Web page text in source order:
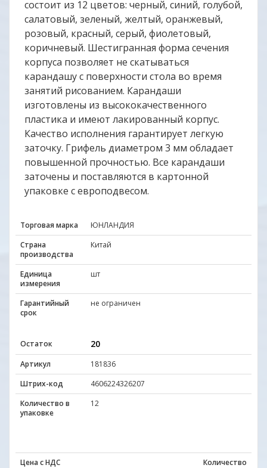
состоит из 12 цветов: черный, синий, голубой,
салатовый, зеленый, желтый, оранжевый,
розовый, красный, серый, фиолетовый,
коричневый. Шестигранная форма сечения
корпуса позволяет не скатываться
карандашу с поверхности стола во время
занятий рисованием. Карандаши
изготовлены из высококачественного
пластика и имеют лакированный корпус.
Качество исполнения гарантирует легкую
заточку. Грифель диаметром 3 мм обладает
повышенной прочностью. Все карандаши
заточены и поставляются в картонной
упаковке с европодвесом.
Торговая марка
ЮНЛАНДИЯ
Страна
производства
Китай
Единица
измерения
шт
Гарантийный
срок
не ограничен
Остаток 20
Артикул
181836
Штрих-код
4606224326207
Количество в
упаковке
12
Цена с НДС Количество